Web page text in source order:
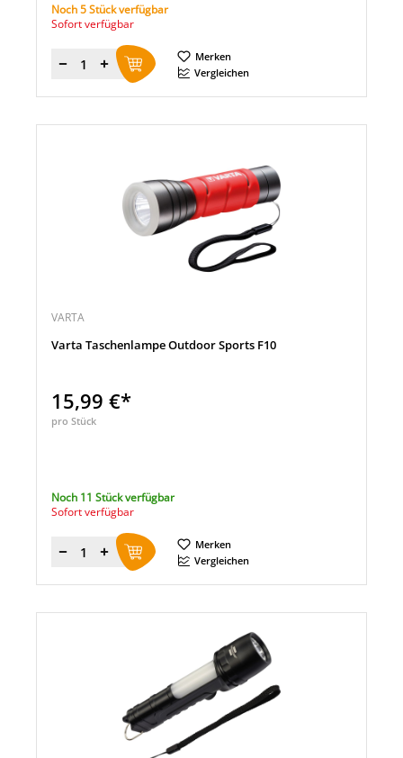
Noch 5 Stück verfügbar
Sofort verfügbar
Menge
Merken
Vergleichen
VARTA
Varta Taschenlampe Outdoor Sports F10
15,99 €*
pro Stück
Noch 11 Stück verfügbar
Sofort verfügbar
Menge
Merken
Vergleichen